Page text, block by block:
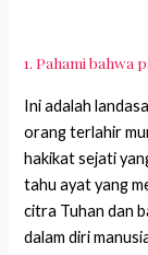
1. Pahami bahwa
Ini adalah
orang terlahir
hakikat sejati
tahu ayat yang
citra Tuhan dan
dalam diri